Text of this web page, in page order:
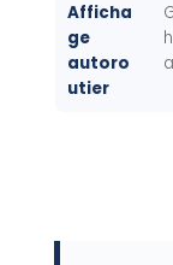
Afficha
ge
autoro
utier